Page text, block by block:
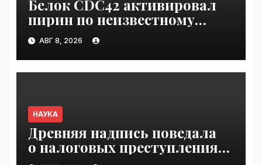
Белок CDC42 активировал
пирин по неизвестному
ранее механизму | VseTime.ru
АВГ 8, 2026
НАУКА
Древняя надпись поведала
о налоговых преступлениях |
VseTime.ru